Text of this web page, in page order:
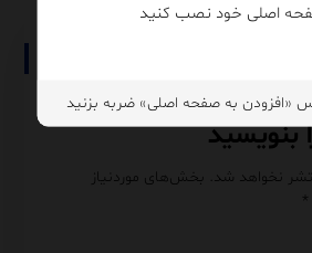
اصلی خود نصب کنید
«افزودن به صفحه اصلی» ضربه بزنید
بنویسید
نخواهد شد. بخش‌های موردنیاز
*